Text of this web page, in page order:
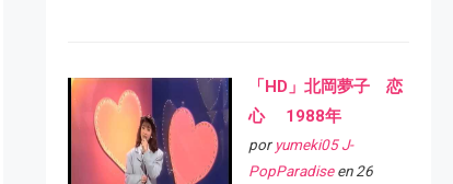
「HD」北岡夢子 恋
心 1988年
por yumeki05 J-
PopParadiseen 26